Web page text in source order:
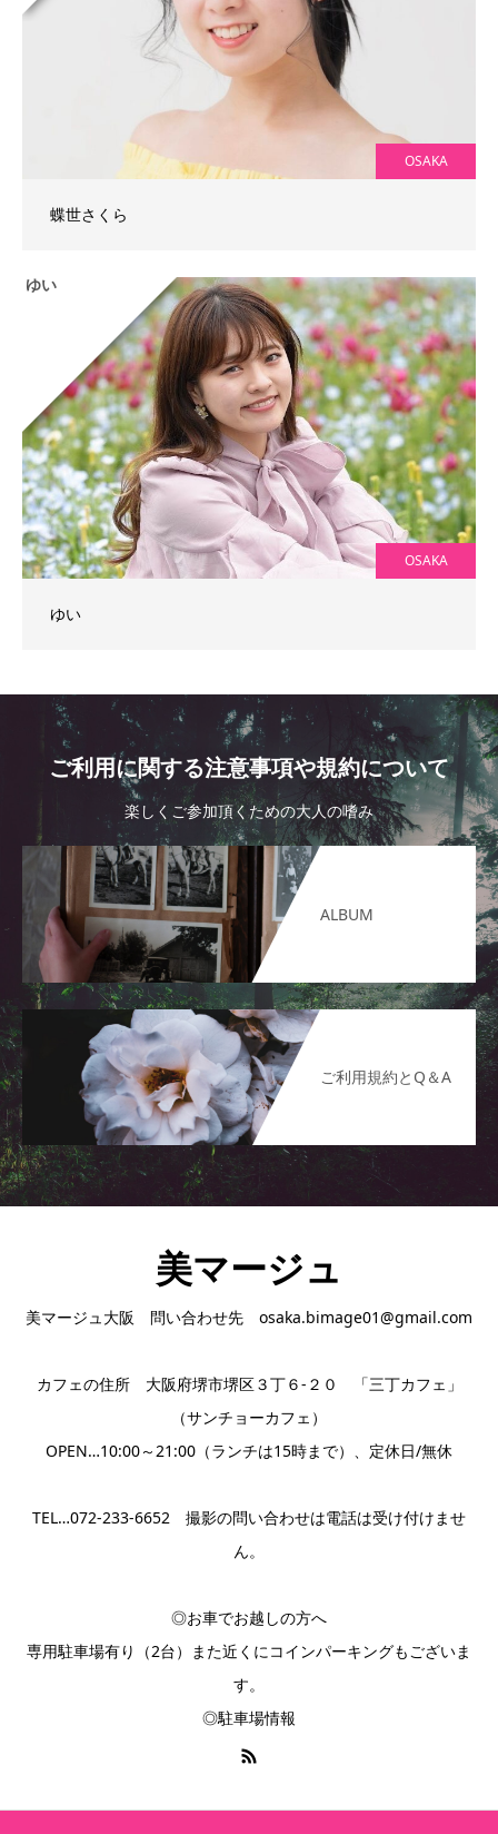
OSAKA
蝶世さくら
ゆい
OSAKA
ゆい
ご利用に関する注意事項や規約について
楽しくご参加頂くための大人の嗜み
ALBUM
ご利用規約とQ＆A
美マージュ
美マージュ大阪 問い合わせ先 osaka.bimage01@gmail.com
カフェの住所 大阪府堺市堺区３丁６-２０ 「三丁カフェ」
（サンチョーカフェ）
OPEN…10:00～21:00（ランチは15時まで）、定休日/無休
TEL…072-233-6652 撮影の問い合わせは電話は受け付けませ
ん。
◎お車でお越しの方へ
専用駐車場有り（2台）また近くにコインパーキングもございま
す。
◎駐車場情報